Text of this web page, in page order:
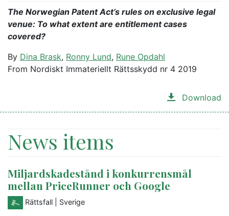
The Norwegian Patent Act’s rules on exclusive legal
venue: To what extent are entitlement cases
covered?
By Dina Brask, Ronny Lund, Rune Opdahl
From Nordiskt Immateriellt Rättsskydd nr 4 2019
Download
News items
Miljardskadestånd i konkurrensmål
mellan PriceRunner och Google
Rättsfall | Sverige